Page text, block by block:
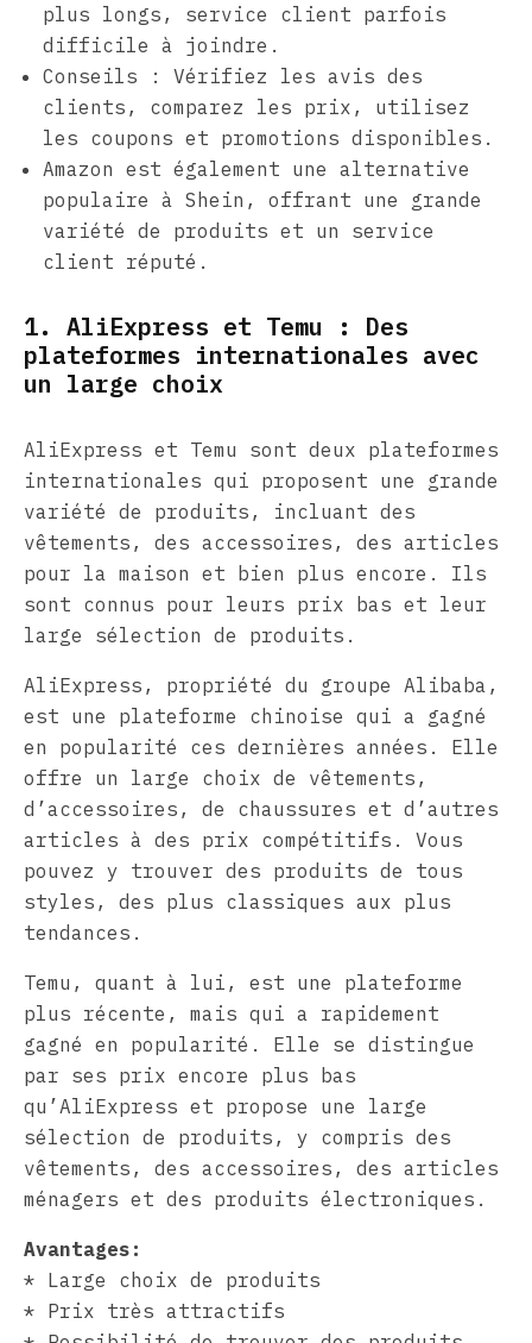
plus longs, service client parfois
difficile à joindre.
Conseils : Vérifiez les avis des
clients, comparez les prix, utilisez
les coupons et promotions disponibles.
Amazon est également une alternative
populaire à Shein, offrant une grande
variété de produits et un service
client réputé.
1. AliExpress et Temu : Des
plateformes internationales avec
un large choix
AliExpress et Temu sont deux plateformes
internationales qui proposent une grande
variété de produits, incluant des
vêtements, des accessoires, des articles
pour la maison et bien plus encore. Ils
sont connus pour leurs prix bas et leur
large sélection de produits.
AliExpress, propriété du groupe Alibaba,
est une plateforme chinoise qui a gagné
en popularité ces dernières années. Elle
offre un large choix de vêtements,
d’accessoires, de chaussures et d’autres
articles à des prix compétitifs. Vous
pouvez y trouver des produits de tous
styles, des plus classiques aux plus
tendances.
Temu, quant à lui, est une plateforme
plus récente, mais qui a rapidement
gagné en popularité. Elle se distingue
par ses prix encore plus bas
qu’AliExpress et propose une large
sélection de produits, y compris des
vêtements, des accessoires, des articles
ménagers et des produits électroniques.
Avantages:
* Large choix de produits
* Prix très attractifs